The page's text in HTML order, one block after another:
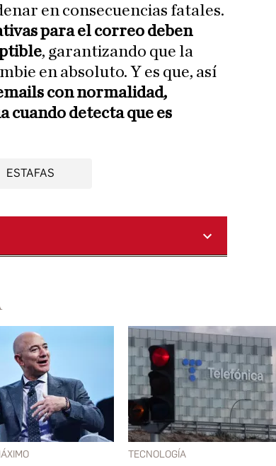
en consecuencias fatales.
para el correo deben
, garantizando que la
en absoluto. Y es que, así
con normalidad,
cuando detecta que es
ESTAFAS
TECNOLOGÍA